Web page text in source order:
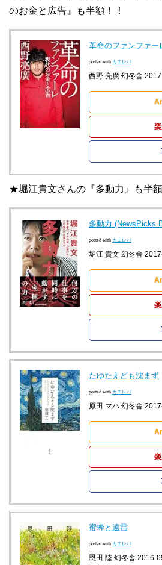
のお金と広告』も半額！！
革命のファンファ
posted with カエレバ
西野 亮廣 幻冬舎
★堀江貴文さんの『多動力』も半額
多動力 (NewsPicks
posted with カエレバ
堀江 貴文 幻冬舎
たゆたえども沈まず
posted with カエレバ
原田 マハ 幻冬舎
蜜蜂と遠雷
posted with カエレバ
恩田 陸 幻冬舎 2016-